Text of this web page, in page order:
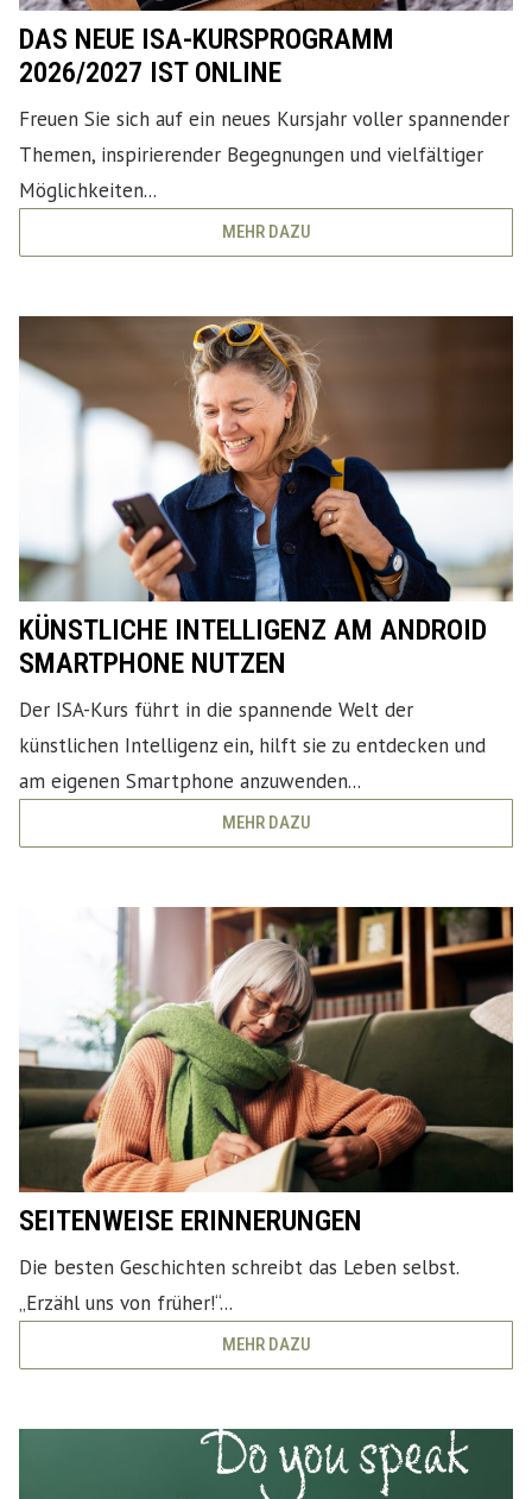
DAS NEUE ISA-KURSPROGRAMM
2026/2027 IST ONLINE
Freuen Sie sich auf ein neues Kursjahr voller spannender
Themen, inspirierender Begegnungen und vielfältiger
Möglichkeiten...
MEHR DAZU
KÜNSTLICHE INTELLIGENZ AM ANDROID
SMARTPHONE NUTZEN
Der ISA-Kurs führt in die spannende Welt der
künstlichen Intelligenz ein, hilft sie zu entdecken und
am eigenen Smartphone anzuwenden...
MEHR DAZU
SEITENWEISE ERINNERUNGEN
Die besten Geschichten schreibt das Leben selbst.
„Erzähl uns von früher!“...
MEHR DAZU